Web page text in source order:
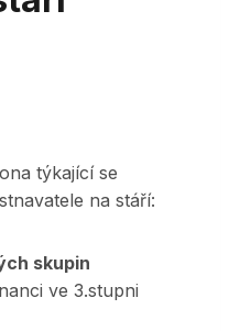
týkající se
na stáří:
skupin
ve 3.stupni